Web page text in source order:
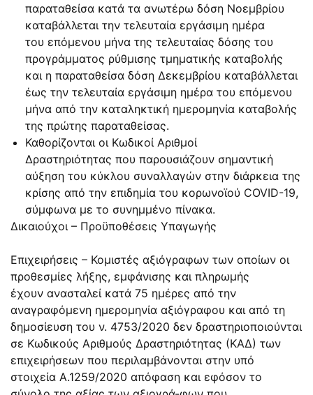
παραταθείσα κατά τα ανωτέρω δόση Νοεμβρίου
καταβάλλεται την τελευταία εργάσιμη ημέρα
του επόμενου μήνα της τελευταίας δόσης του
προγράμματος ρύθμισης τμηματικής καταβολής
και η παραταθείσα δόση Δεκεμβρίου καταβάλλεται
έως την τελευταία εργάσιμη ημέρα του επόμενου
μήνα από την καταληκτική ημερομηνία καταβολής
της πρώτης παραταθείσας.
Καθορίζονται οι Κωδικοί Αριθμοί
Δραστηριότητας που παρουσιάζουν σημαντική
αύξηση του κύκλου συναλλαγών στην διάρκεια της
κρίσης από την επιδημία του κορωνοϊού COVID-19,
σύμφωνα με το συνημμένο πίνακα.
Δικαιούχοι – Προϋποθέσεις Υπαγωγής
Επιχειρήσεις – Κομιστές αξιόγραφων των οποίων οι
προθεσμίες λήξης, εμφάνισης και πληρωμής
έχουν ανασταλεί κατά 75 ημέρες από την
αναγραφόμενη ημερομηνία αξιόγραφου και από τη
δημοσίευση του ν. 4753/2020 δεν δραστηριοποιούνται
σε Κωδικούς Αριθμούς Δραστηριότητας (ΚΑΔ) των
επιχειρήσεων που περιλαμβάνονται στην υπό
στοιχεία Α.1259/2020 απόφαση και εφόσον το